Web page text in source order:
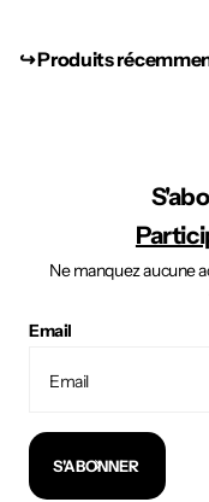
↪︎ Produits
Ne manquez aucune
Email
S'ABONNER